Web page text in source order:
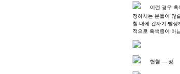
이런 경우 흑
정하시는 분들이 많
칠 내에 갑자기 발생
적으로 흑색종이 아
흑색종을 의심해야
헌혈 ― 멍